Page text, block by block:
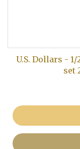
U.S. Dollars -
set